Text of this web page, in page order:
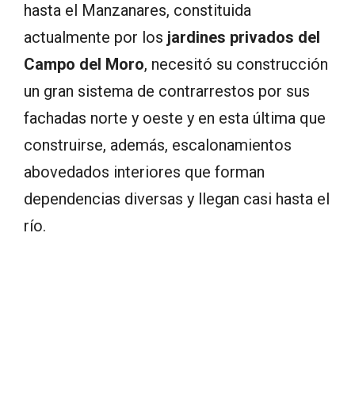
hasta el Manzanares, constituida
actualmente por los jardines privados del
Campo del Moro, necesitó su construcción
un gran sistema de contrarrestos por sus
fachadas norte y oeste y en esta última que
construirse, además, escalonamientos
abovedados interiores que forman
dependencias diversas y llegan casi hasta el
río.